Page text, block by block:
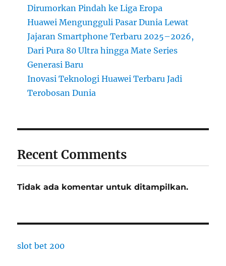
Dirumorkan Pindah ke Liga Eropa
Huawei Mengungguli Pasar Dunia Lewat
Jajaran Smartphone Terbaru 2025–2026,
Dari Pura 80 Ultra hingga Mate Series
Generasi Baru
Inovasi Teknologi Huawei Terbaru Jadi
Terobosan Dunia
Recent Comments
Tidak ada komentar untuk ditampilkan.
slot bet 200